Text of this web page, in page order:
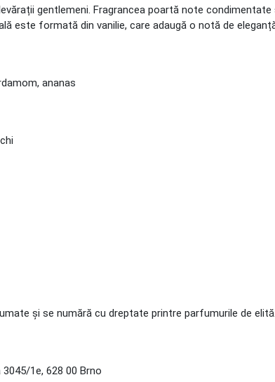
gentlemeni. Fragrancea poartă note
este formată din vanilie, care adaugă o notă de
ananas
și se numără cu dreptate printre parfumurile de elită.
3045/1e, 628 00 Brno